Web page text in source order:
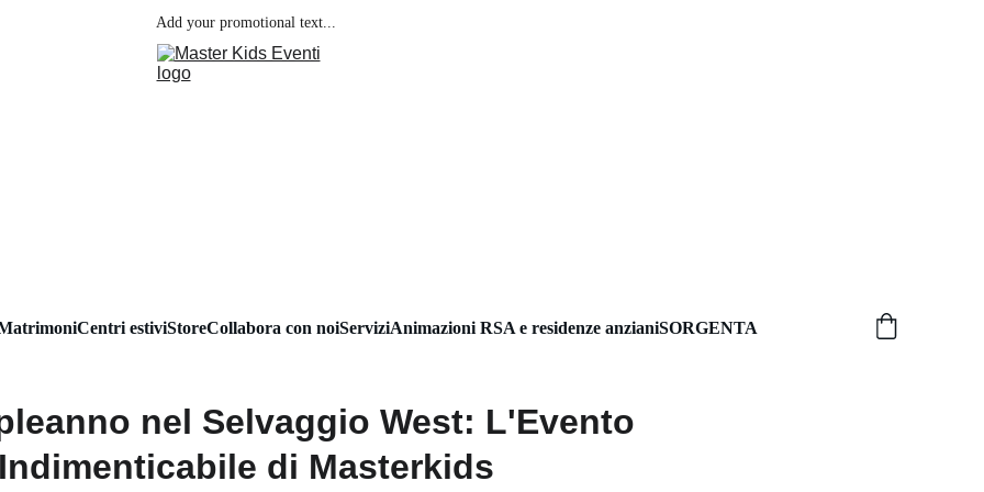
Add your promotional text...
Centri estiviStoreCollabora con noiServiziAnimazioni RSA e residenze anzianiSORGENTA
nel Selvaggio West: L'Evento
di Masterkids